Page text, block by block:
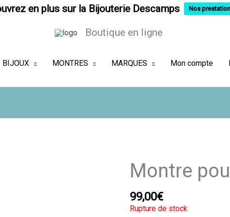
en plus sur la Bijouterie Descamps Nos
Boutique en ligne
BIJOUX MONTRES MARQUES Mon compte
Montre
99,00€
Rupture de stock